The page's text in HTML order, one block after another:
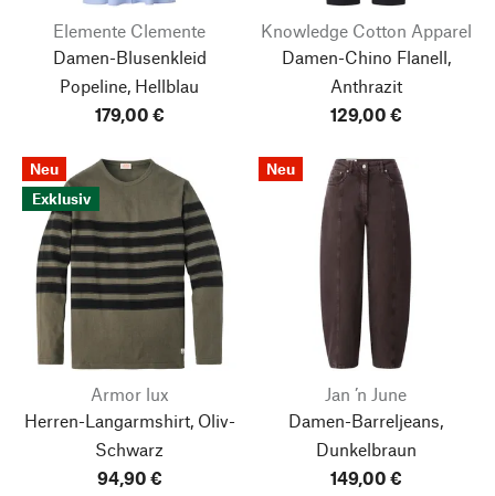
Elemente Clemente
Damen-Blusenkleid
Popeline, Hellblau
179,00 €
Knowledge Cotton Apparel
Damen-Chino Flanell,
Anthrazit
129,00 €
Neu
Exklusiv
Armor lux
Herren-Langarmshirt, Oliv-
Schwarz
94,90 €
Neu
Jan ’n June
Damen-Barreljeans,
Dunkelbraun
149,00 €